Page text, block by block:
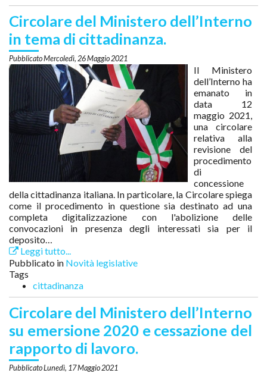
Circolare del Ministero dell’Interno
in tema di cittadinanza.
Mercoledì, 26 Maggio 2021
Il Ministero
dell’Interno ha
emanato in
data 12
maggio 2021,
una circolare
relativa alla
revisione del
procedimento
di
concessione
della cittadinanza italiana. In particolare, la Circolare spiega
come il procedimento in questione sia destinato ad una
completa digitalizzazione con l'abolizione delle
convocazioni in presenza degli interessati sia per il
deposito…
Leggi tutto...
Pubblicato in Novità legislative
Tags
cittadinanza
Circolare del Ministero dell’Interno
su emersione 2020 e cessazione del
rapporto di lavoro.
Lunedì, 17 Maggio 2021